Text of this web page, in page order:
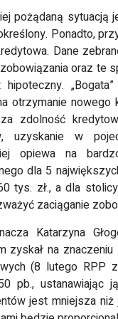
pożądaną sytuacją
Ponadto,
Dane
oraz te
otrzymanie nowego
zdolność
uzyskanie w
opiewa na
dla 5
tys. zł., a dla
zaciąganie
Katarzyna
zyskał na
(8 lutego RPP
pb., ustanawiając
jest mniejsza
Jagoda
Berezowska
dziennikarką, z
i ciekawości często
różnorakie blogi.
jest jednym z moich
Piszecie
i rzetelnie. Wpisy